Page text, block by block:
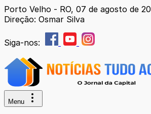
Porto Velho - RO, 07 de agosto de
Direção: Osmar Silva
Siga-nos:
Menu